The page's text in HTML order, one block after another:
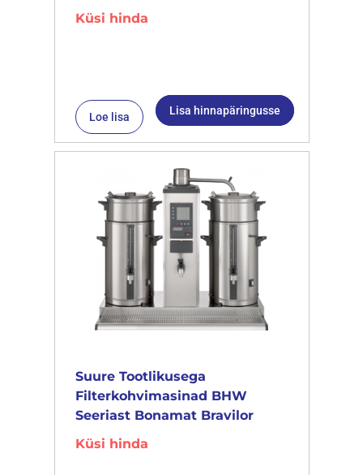
Küsi hinda
Loe lisa Lisa hinnapäringusse
Suure Tootlikusega
Filterkohvimasinad BHW
Seeriast Bonamat Bravilor
Küsi hinda